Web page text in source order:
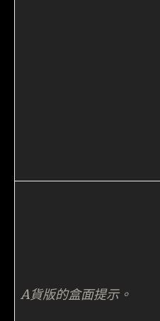
A貨版的盒面提示。